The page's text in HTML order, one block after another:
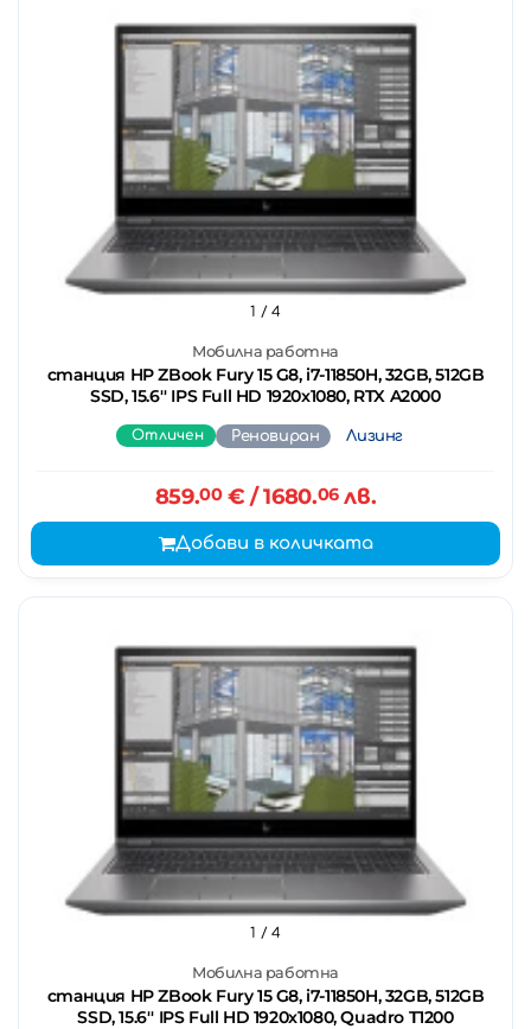
Мобилна работна
станция HP ZBook Fury 15 G8, i7-11850H, 32GB, 512GB
SSD, 15.6'' IPS Full HD 1920x1080, RTX A2000
1 / 4
Отличен Реновиран Лизинг
859.00€ / 1680.06лв.
Добави в количката
Мобилна работна
станция HP ZBook Fury 15 G8, i7-11850H, 32GB, 512GB
SSD, 15.6'' IPS Full HD 1920x1080, Quadro T1200
1 / 4